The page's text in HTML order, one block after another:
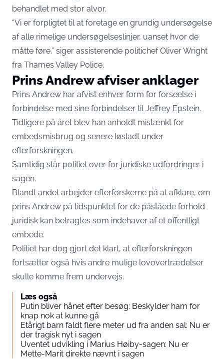
behandlet med stor alvor.
“Vi er forpligtet til at foretage en grundig undersøgelse
af alle rimelige undersøgelseslinjer, uanset hvor de
måtte føre,” siger assisterende politichef Oliver Wright
fra Thames Valley Police.
Prins Andrew afviser anklager
Prins Andrew har afvist enhver form for forseelse i
forbindelse med sine forbindelser til Jeffrey Epstein.
Tidligere på året blev han anholdt mistænkt for
embedsmisbrug og senere løsladt under
efterforskningen.
Samtidig står politiet over for juridiske udfordringer i
sagen.
Blandt andet arbejder efterforskerne på at afklare, om
prins Andrew på tidspunktet for de påståede forhold
juridisk kan betragtes som indehaver af et offentligt
embede.
Politiet har dog gjort det klart, at efterforskningen
fortsætter også hvis andre mulige lovovertrædelser
skulle komme frem undervejs.
Læs også
Putin bliver hånet efter besøg: Beskylder ham for
knap nok at kunne gå
Etårigt barn faldt flere meter ud fra anden sal: Nu er
der tragisk nyt i sagen
Uventet udvikling i Marius Høiby-sagen: Nu er
Mette-Marit direkte nævnt i sagen